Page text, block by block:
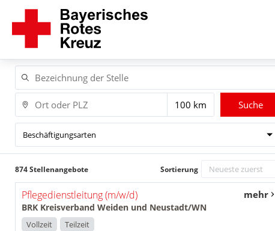
Suche
Beschäftigungsarten
874 Stellenangebote Sortierung
Pflegedienstleitung (m/w/d)
BRK Kreisverband Weiden und Neustadt/WN
Vollzeit
Teilzeit
mehr